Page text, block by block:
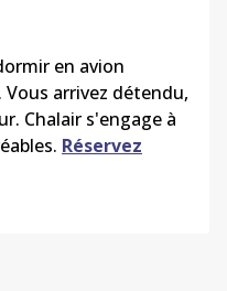
en avion
arrivez détendu,
Chalair s'engage à
Réservez